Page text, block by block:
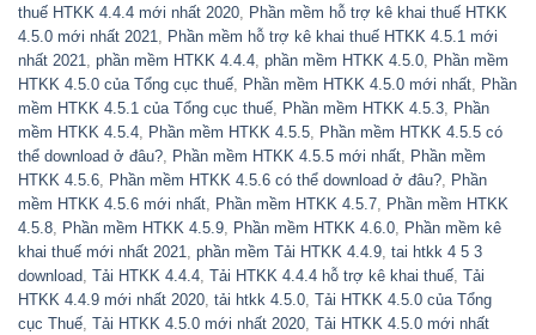
thuế HTKK 4.4.4 mới nhất 2020, Phần mềm hỗ trợ kê khai thuế HTKK
4.5.0 mới nhất 2021, Phần mềm hỗ trợ kê khai thuế HTKK 4.5.1 mới
nhất 2021, phần mềm HTKK 4.4.4, phần mềm HTKK 4.5.0, Phần mềm
HTKK 4.5.0 của Tổng cục thuế, Phần mềm HTKK 4.5.0 mới nhất, Phần
mềm HTKK 4.5.1 của Tổng cục thuế, Phần mềm HTKK 4.5.3, Phần
mềm HTKK 4.5.4, Phần mềm HTKK 4.5.5, Phần mềm HTKK 4.5.5 có
thể download ở đâu?, Phần mềm HTKK 4.5.5 mới nhất, Phần mềm
HTKK 4.5.6, Phần mềm HTKK 4.5.6 có thể download ở đâu?, Phần
mềm HTKK 4.5.6 mới nhất, Phần mềm HTKK 4.5.7, Phần mềm HTKK
4.5.8, Phần mềm HTKK 4.5.9, Phần mềm HTKK 4.6.0, Phần mềm kê
khai thuế mới nhất 2021, phần mềm Tải HTKK 4.4.9, tai htkk 4 5 3
download, Tải HTKK 4.4.4, Tải HTKK 4.4.4 hỗ trợ kê khai thuế, Tải
HTKK 4.4.9 mới nhất 2020, tải htkk 4.5.0, Tải HTKK 4.5.0 của Tổng
cục Thuế, Tải HTKK 4.5.0 mới nhất 2020, Tải HTKK 4.5.0 mới nhất